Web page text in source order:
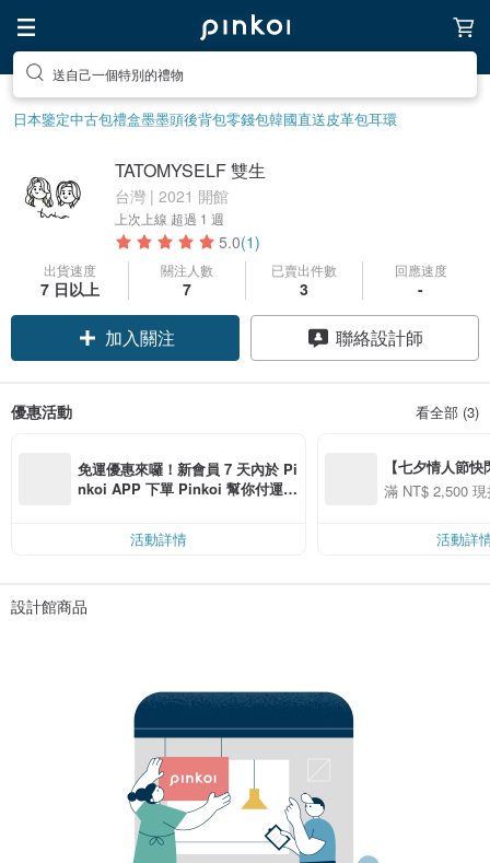
送自己一個特別的禮物
日本鑒定中古包禮盒墨墨頭後背包零錢包韓國直送皮革包耳環
TATOMYSELF 雙生
台灣 | 2021 開館
上次上線 超過 1 週
5.0(1)
出貨速度
7 日以上
關注人數
7
已賣出件數
3
回應速度
-
加入關注 聯絡設計師
優惠活動 看全部 (3)
免運優惠來囉！新會員 7 天內於 Pi
nkoi APP 下單 Pinkoi 幫你付運
活動詳情
【七夕情人節
用 APP 購買任
00 現折 NT$100
滿 NT$ 2,500
活動詳
設計館商品